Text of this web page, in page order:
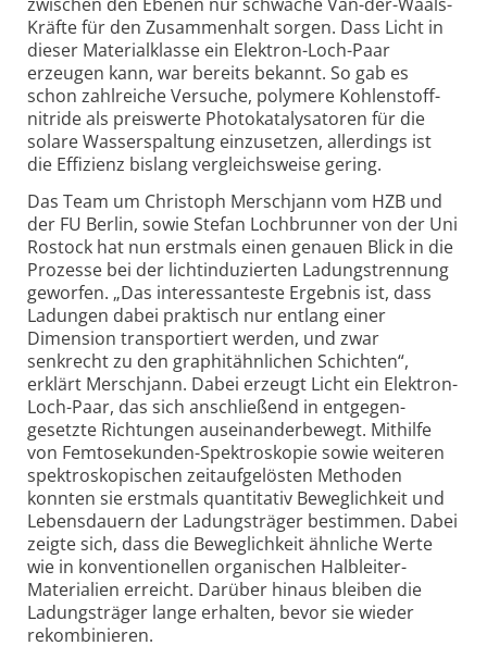
Kräfte für den Zusammen­halt sorgen. Dass Licht in
dieser Material­klasse ein Elektron-Loch-Paar
erzeugen kann, war bereits bekannt. So gab es
schon zahl­reiche Versuche, polymere Kohlen­stoff­
nitride als preis­werte Photo­kata­lysatoren für die
solare Wasser­spaltung einzu­setzen, aller­dings ist
die Effizienz bislang vergleichs­weise gering.
Das Team um Christoph Merschjann vom HZB und
der FU Berlin, sowie Stefan Loch­brunner von der Uni
Rostock hat nun erstmals einen genauen Blick in die
Prozesse bei der licht­induzierten Ladungs­trennung
geworfen. „Das interes­santeste Ergebnis ist, dass
Ladungen dabei praktisch nur entlang einer
Dimension transpor­tiert werden, und zwar
senkrecht zu den graphit­ähnlichen Schichten“,
erklärt Merschjann. Dabei erzeugt Licht ein Elektron-
Loch-Paar, das sich anschließend in entgegen­
gesetzte Richtungen auseinander­bewegt. Mithilfe
von Femto­sekunden-Spektro­skopie sowie weiteren
spektro­skopischen zeit­aufge­lösten Methoden
konnten sie erstmals quantitativ Beweglichkeit und
Lebens­dauern der Ladungs­träger bestimmen. Dabei
zeigte sich, dass die Beweglich­keit ähnliche Werte
wie in konventio­nellen organischen Halb­leiter-
Materialien erreicht. Darüber hinaus bleiben die
Ladungs­träger lange erhalten, bevor sie wieder
rekombi­nieren.